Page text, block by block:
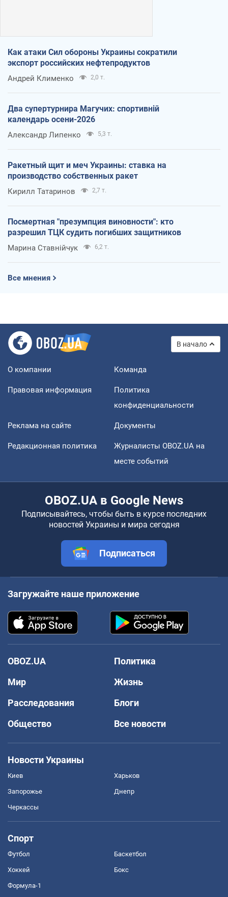
Как атаки Сил обороны Украины сократили
экспорт российских нефтепродуктов
Андрей Клименко 2,0 т.
Два супертурнира Магучих: спортивній
календарь осени-2026
Александр Липенко 5,3 т.
Ракетный щит и меч Украины: ставка на
производство собственных ракет
Кирилл Татаринов 2,7 т.
Посмертная "презумпция виновности": кто
разрешил ТЦК судить погибших защитников
Марина Ставнійчук 6,2 т.
Все мнения
В начало
О компании Команда
Правовая информация
Политика
конфиденциальности
Реклама на сайте Документы
Редакционная политика
Журналисты OBOZ.UA на
месте событий
OBOZ.UA в Google News
Подписывайтесь, чтобы быть в курсе последних
новостей Украины и мира сегодня
Подписаться
Загружайте наше приложение
OBOZ.UA
Политика
Мир
Жизнь
Расследования
Блоги
Общество
Все новости
Новости Украины
Киев Харьков
Запорожье Днепр
Черкассы
Спорт
Футбол Баскетбол
Хоккей Бокс
Формула-1